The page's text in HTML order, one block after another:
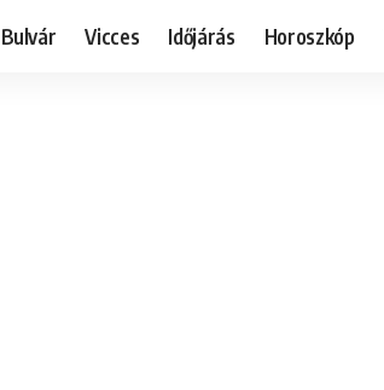
Bulvár Vicces Időjárás Horoszkóp